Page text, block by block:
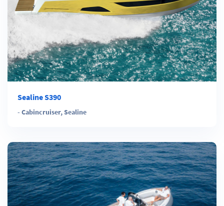
Sealine S390
- Cabincruiser,Sealine